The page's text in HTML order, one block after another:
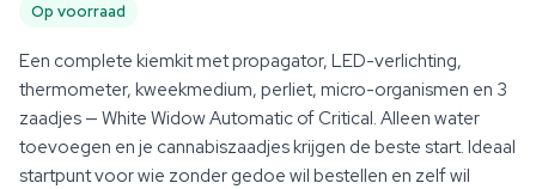
Op voorraad
Een complete kiemkit met propagator, LED-verlichting,
thermometer, kweekmedium, perliet, micro-organismen en 3
zaadjes — White Widow Automatic of Critical. Alleen water
toevoegen en je cannabiszaadjes krijgen de beste start. Ideaal
startpunt voor wie zonder gedoe wil bestellen en zelf wil